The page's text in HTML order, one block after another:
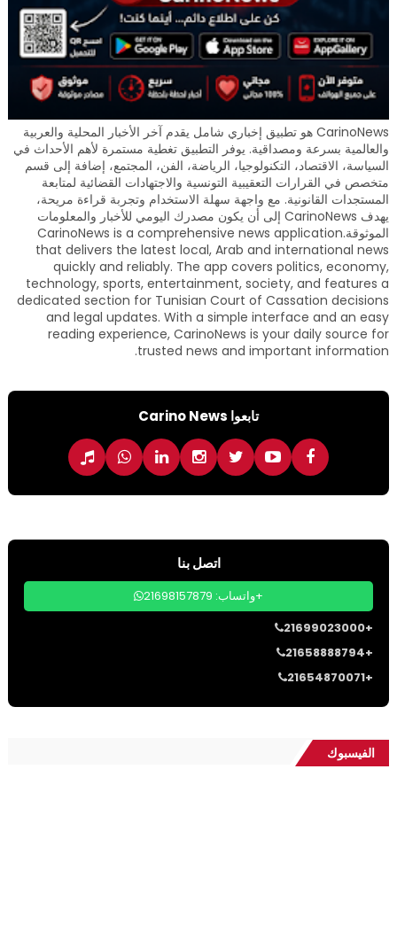
CarinoNews هو تطبيق إخباري شامل يقدم آخر الأخبار المحلية والعربية
والعالمية بسرعة ومصداقية. يوفر التطبيق تغطية مستمرة لأهم الأحداث في
السياسة، الاقتصاد، التكنولوجيا، الرياضة، الفن، المجتمع، إضافة إلى قسم
متخصص في القرارات التعقيبية التونسية والاجتهادات القضائية لمتابعة
المستجدات القانونية. مع واجهة سهلة الاستخدام وتجربة قراءة مريحة،
يهدف CarinoNews إلى أن يكون مصدرك اليومي للأخبار والمعلومات
الموثوقة.CarinoNews is a comprehensive news application
that delivers the latest local, Arab and international news
quickly and reliably. The app covers politics, economy,
technology, sports, entertainment, society, and features a
dedicated section for Tunisian Court of Cassation decisions
and legal updates. With a simple interface and an easy
reading experience, CarinoNews is your daily source for
trusted news and important information.
تابعوا Carino News
اتصل بنا
واتساب: 21698157879+
21699023000+
21658888794+
21654870071+
الفيسبوك